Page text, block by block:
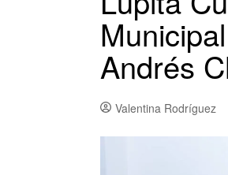
Andrés
Valentina Rodríguez